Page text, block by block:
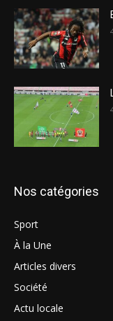
Nos catégories
Sport
À la Une
Articles divers
Société
Actu locale